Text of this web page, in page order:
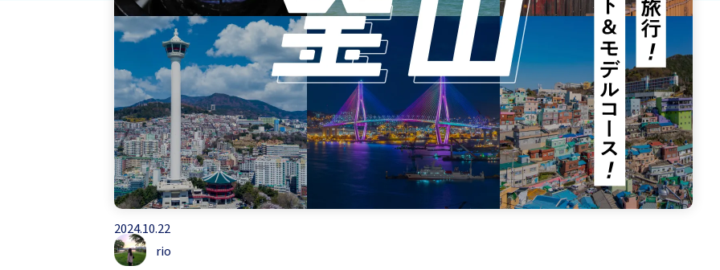
アフリカ
アジア
中南米
2024.10.22
rio